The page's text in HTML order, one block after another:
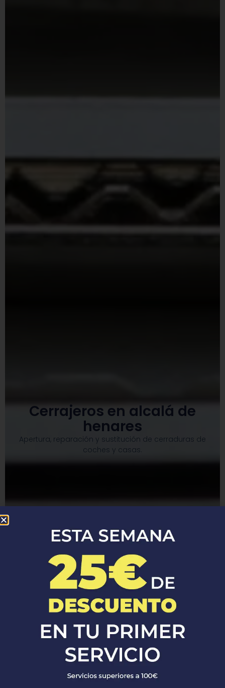
Cerrajeros en alcalá de
henares
Apertura, reparación y sustitución de cerraduras de
coches y casas.​